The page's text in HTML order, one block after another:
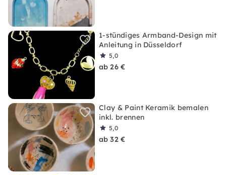
1-stündiges Armband-Design mit
Anleitung in Düsseldorf
5,0
ab 26 €
Clay & Paint Keramik bemalen
inkl. brennen
5,0
ab 32 €